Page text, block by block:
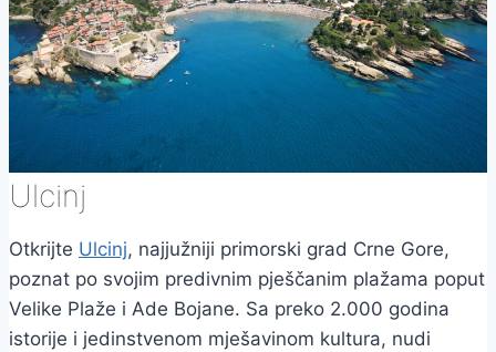
Ulcinj
Otkrijte Ulcinj, najjužniji primorski grad Crne Gore,
poznat po svojim predivnim pješčanim plažama poput
Velike Plaže i Ade Bojane. Sa preko 2.000 godina
istorije i jedinstvenom mješavinom kultura, nudi